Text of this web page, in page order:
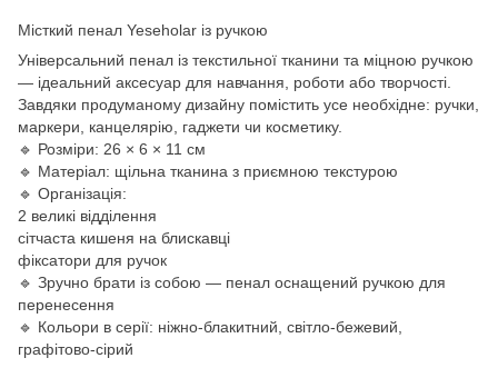
Місткий пенал Yeseholar із ручкою
Універсальний пенал із текстильної тканини та міцною ручкою
— ідеальний аксесуар для навчання, роботи або творчості.
Завдяки продуманому дизайну помістить усе необхідне: ручки,
маркери, канцелярію, гаджети чи косметику.
🔹 Розміри: 26 × 6 × 11 см
🔹 Матеріал: щільна тканина з приємною текстурою
🔹 Організація:
2 великі відділення
сітчаста кишеня на блискавці
фіксатори для ручок
🔹 Зручно брати із собою — пенал оснащений ручкою для
перенесення
🔹 Кольори в серії: ніжно-блакитний, світло-бежевий,
графітово-сірий